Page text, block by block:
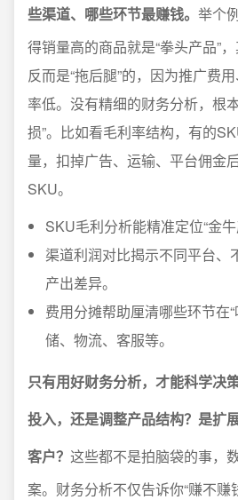
些渠道、哪些环节最赚钱。 举个
得销量高的商品就是“拳头产品”
反而是“拖后腿”的，因为推广费
率低。没有精细的财务分析，根
损”。比如看毛利率结构，有的
量，扣掉广告、运输、平台佣金
SKU。
SKU毛利分析能精准定位“金牛
渠道利润对比揭示不同平台、
产出差异。
费用分摊帮助厘清哪些环节在
储、物流、客服等。
只有用好财务分析，才能科学决
投入，还是调整产品结构？是扩
客户？ 这些都不是拍脑袋的事，
案。财务分析不仅告诉你“赚不赚